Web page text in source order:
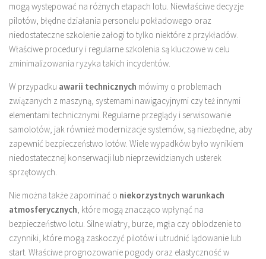
mogą występować na różnych etapach lotu. Niewłaściwe decyzje
pilotów, błędne działania personelu pokładowego oraz
niedostateczne szkolenie załogi to tylko niektóre z przykładów.
Właściwe procedury i regularne szkolenia są kluczowe w celu
zminimalizowania ryzyka takich incydentów.
W przypadku awarii technicznych mówimy o problemach
związanych z maszyną, systemami nawigacyjnymi czy też innymi
elementami technicznymi. Regularne przeglądy i serwisowanie
samolotów, jak również modernizacje systemów, są niezbędne, aby
zapewnić bezpieczeństwo lotów. Wiele wypadków było wynikiem
niedostatecznej konserwacji lub nieprzewidzianych usterek
sprzętowych.
Nie można także zapominać o niekorzystnych warunkach
atmosferycznych, które mogą znacząco wpłynąć na
bezpieczeństwo lotu. Silne wiatry, burze, mgła czy oblodzenie to
czynniki, które mogą zaskoczyć pilotów i utrudnić lądowanie lub
start. Właściwe prognozowanie pogody oraz elastyczność w